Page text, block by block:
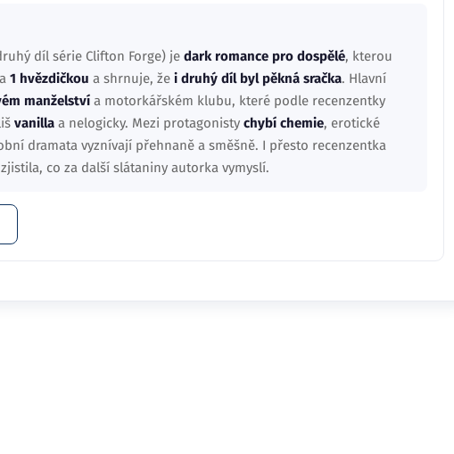
díl série Clifton Forge) je dark romance pro dospělé, kterou
1 hvězdičkou a shrnuje, že i druhý díl byl pěkná sračka. Hlavní
manželství a motorkářském klubu, které podle recenzentky
vanilla a nelogicky. Mezi protagonisty chybí chemie, erotické
dramata vyznívají přehnaně a směšně. I přesto recenzentka
co za další slátaniny autorka vymyslí.